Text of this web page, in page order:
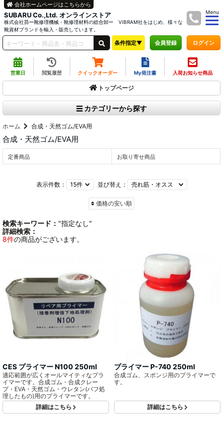
SUBARU Co.,Ltd. オンラインストア
株式会社昴ー靴修理機械・靴修理材料の総合卸ー VIBRAM社をはじめ、様々な
靴資材ブランドを輸入・販売しています。
Menu
会社ホームページはこちらから
条件指定▼ 会員登録 ログイン
営業日 閲覧履歴 クイックオーダー My発注書 入荷お知らせ商品
トップページ
カテゴリーから探す
ホーム 合成・天然ゴム/EVA用
合成・天然ゴム/EVA用
定番商品 お取り寄せ商品
表示件数： 並び替え：
価格の安い順
検索キーワード： "指定なし"
詳細検索：
8件の商品がございます。
CES プライマー N100 250ml
適応範囲が広くオールマイティなプラ
イマーです。合成ゴム・合成クレー
プ・EVA・天然ゴム・ウレタン(バフ処
理したもの)用のプライマーです。
詳細はこちら
プライマー P-740 250ml
合成ゴム、スポンジ用のプライマーで
す。
詳細はこちら